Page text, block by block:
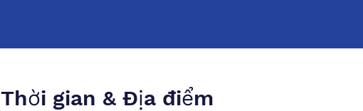
Thời gian & Địa điểm